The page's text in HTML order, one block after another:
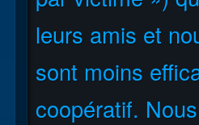
leurs amis et
sont moins
coopératif.